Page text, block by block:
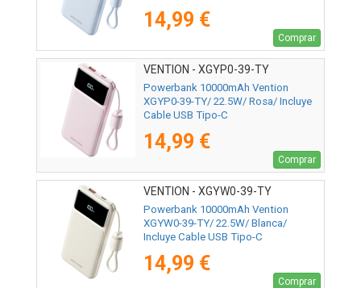
14,99 €
Comprar
VENTION - XGYP0-39-TY
Powerbank 10000mAh Vention
XGYP0-39-TY/ 22.5W/ Rosa/ Incluye
Cable USB Tipo-C
14,99 €
Comprar
VENTION - XGYW0-39-TY
Powerbank 10000mAh Vention
XGYW0-39-TY/ 22.5W/ Blanca/
Incluye Cable USB Tipo-C
14,99 €
Comprar